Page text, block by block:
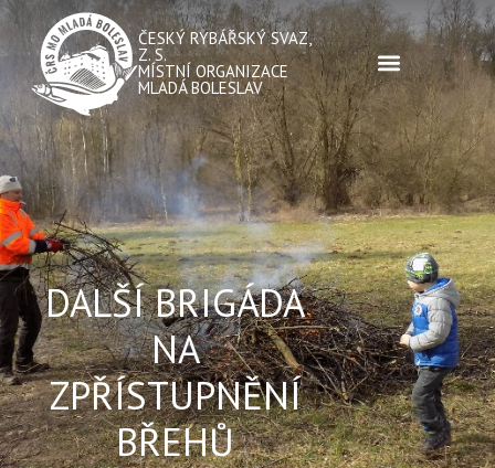
ČESKÝ RYBÁŘSKÝ SVAZ,
Z. S.
MÍSTNÍ ORGANIZACE
MLADÁ BOLESLAV
DALŠÍ BRIGÁDA
NA
ZPŘÍSTUPNĚNÍ
BŘEHŮ